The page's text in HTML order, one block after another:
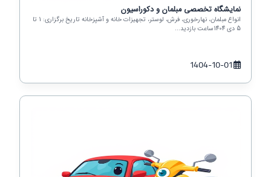
نمایشگاه تخصصی مبلمان و دکوراسیون
انواع مبلمان، نهارخوری، فرش، لوستر، تجهیزات خانه و آشپزخانه تاریخ برگزاری: 1 تا
5 دی 1404ساعت بازدید...